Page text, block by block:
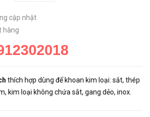
cập nhật
hàng
thích hợp dùng để khoan kim loại: sắt, thép
kim loại không chứa sắt, gang dẻo, inox.